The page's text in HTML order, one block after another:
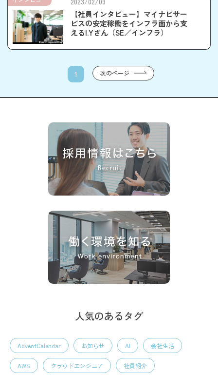
【社員インタビュー】マイナビサー
ビスの安定稼働をインフラ面から支
えるI.Yさん（SE／インフラ）
1 次のページ
人気のあるタグ
AdventCalendar お知らせ AI 会社生活
AWS クラウドエンジニア 社員紹介